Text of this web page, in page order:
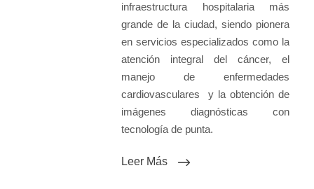
infraestructura hospitalaria más
grande de la ciudad, siendo pionera
en servicios especializados como la
atención integral del cáncer, el
manejo de enfermedades
cardiovasculares y la obtención de
imágenes diagnósticas con
tecnología de punta.
Leer Más